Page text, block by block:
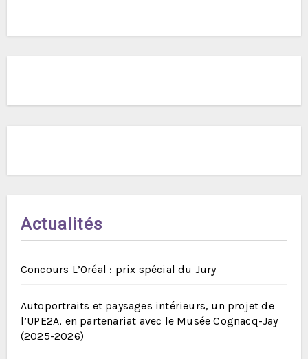
Actualités
Concours L’Oréal : prix spécial du Jury
Autoportraits et paysages intérieurs, un projet de
l’UPE2A, en partenariat avec le Musée Cognacq-Jay
(2025-2026)